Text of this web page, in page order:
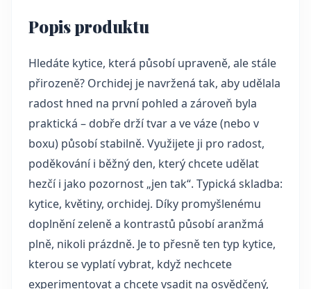
Popis produktu
Hledáte kytice, která působí upraveně, ale stále
přirozeně? Orchidej je navržená tak, aby udělala
radost hned na první pohled a zároveň byla
praktická – dobře drží tvar a ve váze (nebo v
boxu) působí stabilně. Využijete ji pro radost,
poděkování i běžný den, který chcete udělat
hezčí i jako pozornost „jen tak“. Typická skladba:
kytice, květiny, orchidej. Díky promyšlenému
doplnění zeleně a kontrastů působí aranžmá
plně, nikoli prázdně. Je to přesně ten typ kytice,
kterou se vyplatí vybrat, když nechcete
experimentovat a chcete vsadit na osvědčený,